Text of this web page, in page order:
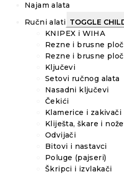
Najam alata
Ručni alati TOGGLE
KNIPEX i WIHA
Rezne i brusne
Rezne i brusne
Ključevi
Setovi ručnog alata
Nasadni ključevi
Čekići
Klamerice i zakivači
Kliješta, škare i
Odvijači
Bitovi i nastavci
Poluge (pajseri)
Škripci i izvlakači